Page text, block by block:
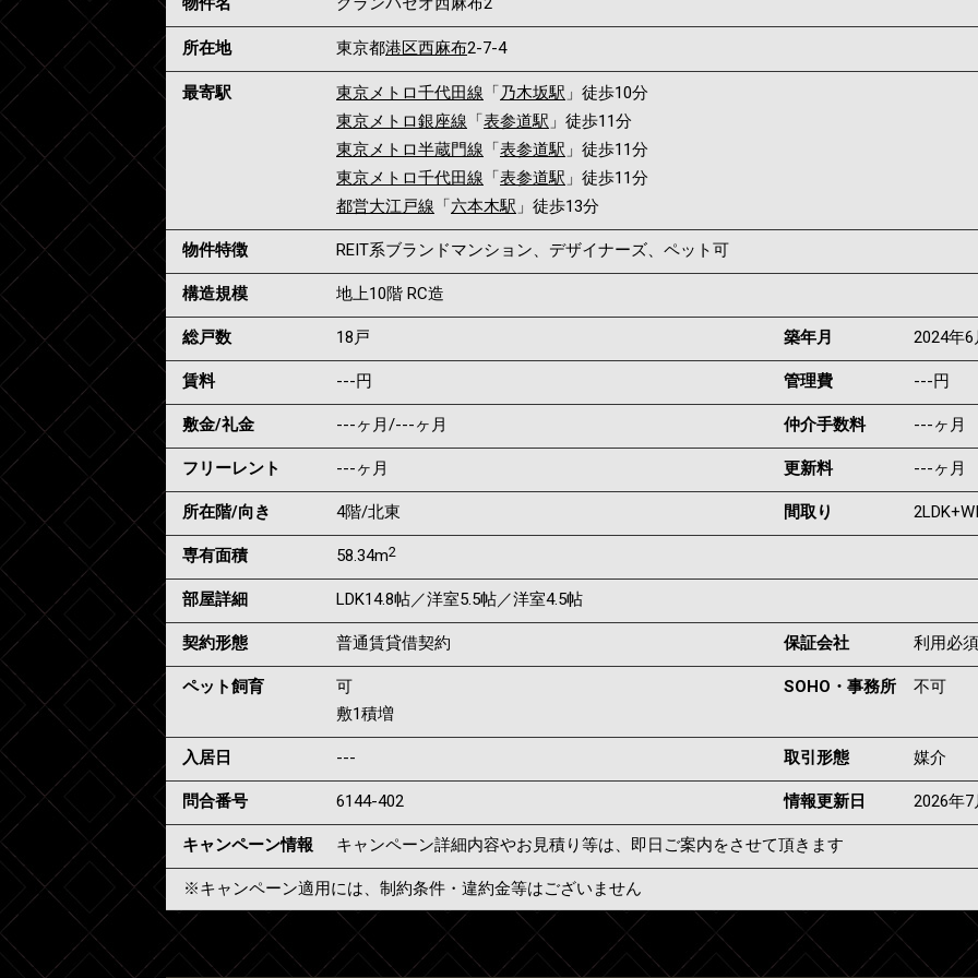
所在地 東京都港区西麻布2-7-4
最寄駅 東京メトロ千代田線 「乃木坂駅 」徒歩10分
東京メトロ銀座線 「表参道駅 」徒歩11分
東京メトロ半蔵門線 「表参道駅 」徒歩11分
東京メトロ千代田線 「表参道駅 」徒歩11分
都営大江戸線 「六本木駅 」徒歩13分
物件特徴 REIT系ブランドマンション、デザイナーズ、ペット可
構造規模 地上10階 RC造
総戸数 18戸 築年月 2024年6
賃料 ---円 管理費 ---円
敷金/礼金 ---ヶ月/---ヶ月 仲介手数料 ---ヶ月
フリーレント ---ヶ月 更新料 ---ヶ月
所在階/向き 4階/北東 間取り
専有面積 58.34m2
部屋詳細 LDK14.8帖／洋室5.5帖／洋室4.5帖
契約形態 普通賃貸借契約 保証会社 利用必須
ペット飼育
可
敷1積増
SOHO・事務所 不可
入居日 --- 取引形態 媒介
問合番号 6144-402 情報更新日 2026年
キャンペーン情報 キャンペーン詳細内容やお見積り等は、即日ご案内をさせて頂きます
※キャンペーン適用には、制約条件・違約金等はございません